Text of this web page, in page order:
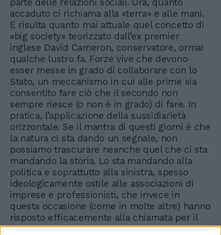
accaduto ci richiama alla «terra» e alle mani.
E risulta quanto mai attuale quel concetto di
«big society» teorizzato dall’ex premier
inglese David Cameron, conservatore, ormai
qualche lustro fa. Forze vive che devono
esser messe in grado di collaborare con lo
Stato, un meccanismo in cui alle prime sia
consentito fare ciò che il secondo non
sempre riesce (o non è in grado) di fare. In
pratica, l’applicazione della sussidiarietà
orizzontale. Se il mantra di questi giorni è che
la natura ci sta dando un segnale, non
possiamo trascurare neanche quel che ci sta
mandando la storia. Lo sta mandando alla
politica e soprattutto alla sinistra, spesso
ideologicamente ostile alle associazioni di
imprese e professionisti, che invece in
questa occasione (come in molte altre) hanno
risposto efficacemente alla chiamata per il
bene comune.